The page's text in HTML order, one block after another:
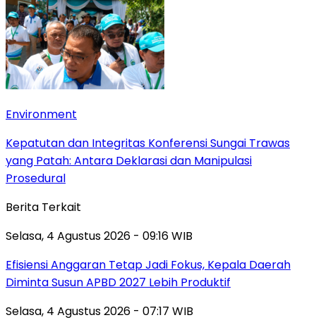
Environment
Kepatutan dan Integritas Konferensi Sungai Trawas
yang Patah: Antara Deklarasi dan Manipulasi
Prosedural
Berita Terkait
Selasa, 4 Agustus 2026 - 09:16 WIB
Efisiensi Anggaran Tetap Jadi Fokus, Kepala Daerah
Diminta Susun APBD 2027 Lebih Produktif
Selasa, 4 Agustus 2026 - 07:17 WIB